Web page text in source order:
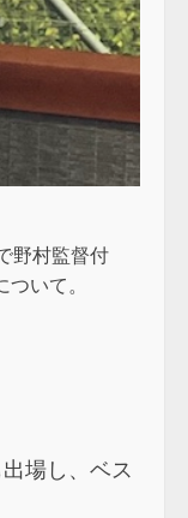
野村監督付
いて。
場し、ベス